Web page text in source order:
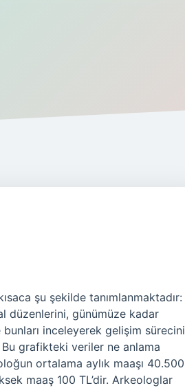
şu şekilde tanımlanmaktadır:
düzenlerini, günümüze kadar
inceleyerek gelişim sürecini
Bu grafikteki veriler ne anlama
ortalama aylık maaşı 40.500
maaş 100 TL’dir. Arkeologlar